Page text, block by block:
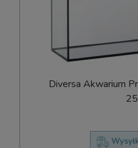
D​i​v​e​r​s​a​ ​A​k​w​a​r​i​u​m​